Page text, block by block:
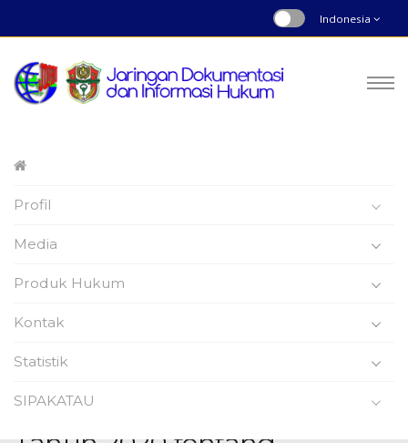
Indonesia
Profil
Media
Produk Hukum
Kontak
Statistik
SIPAKATAU
Nomor : 3 | Tahun 2020
Kabupaten Wajo Nomor 3